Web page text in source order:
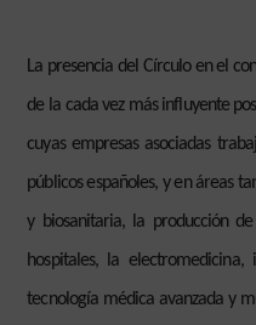
La presencia del Círculo en el
de la cada vez más influyente
cuyas empresas asociadas
públicos españoles, y en áreas
y biosanitaria, la producción
hospitales, la electromedicina,
tecnología médica avanzada y